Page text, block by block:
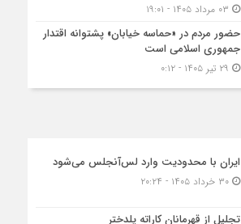
حضور مردم در «حماسه خیابان» پشتوانه اقتدار
جمهوری اسلامی است
ایران با محدودیت وارد لس‌آنجلس می‌شود
۳۰ خرداد ۱۴۰۵ - ۲۰:۲۴
تجلیل از قهرمانان کاراته پلدختر